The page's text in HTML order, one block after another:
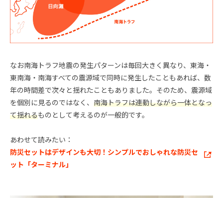
なお南海トラフ地震の発生パターンは毎回大きく異なり、東海・
東南海・南海すべての震源域で同時に発生したこともあれば、数
年の時間差で次々と揺れたこともありました。そのため、震源域
を個別に見るのではなく、 南海トラフは連動しながら一体となっ
て揺れるものとして考えるのが一般的です。
あわせて読みたい：
防災セットはデザインも大切！シンプルでおしゃれな防災セ
ット「ターミナル」